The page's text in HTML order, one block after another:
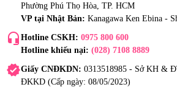
Phường Phú Thọ Hòa, TP. HCM
VP tại Nhật Bản: Kanagawa Ken Ebina -
headset_mic Hotline CSKH: 0975 800 600
Hotline khiếu nại: (028) 7108 8889
verifiedGiấy CNĐKDN: 0313518985 - Sở KH &
ĐKKD (Cấp ngày: 08/05/2023)